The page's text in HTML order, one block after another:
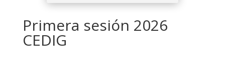
Primera sesión 2026
CEDIG